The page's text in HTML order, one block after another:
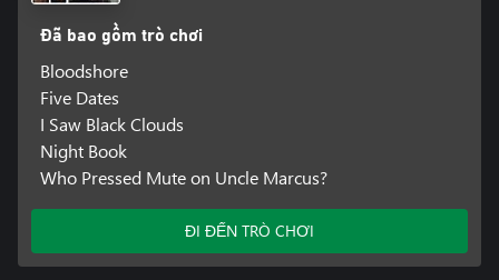
Đã bao gồm trò chơi
Bloodshore
Five Dates
I Saw Black Clouds
Night Book
Who Pressed Mute on Uncle Marcus?
ĐI ĐẾN TRÒ CHƠI